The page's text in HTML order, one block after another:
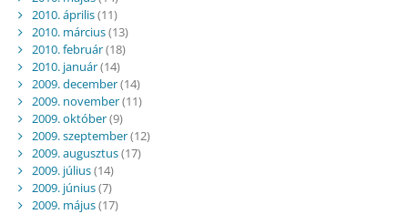
2010. április(11)
2010. március(13)
2010. február(18)
2010. január(14)
2009. december(14)
2009. november(11)
2009. október(9)
2009. szeptember(12)
2009. augusztus(17)
2009. július(14)
2009. június(7)
2009. május(17)